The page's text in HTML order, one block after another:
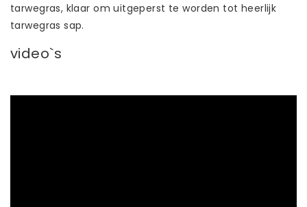
tarwegras, klaar om uitgeperst te worden tot heerlijk
tarwegras sap.
video`s